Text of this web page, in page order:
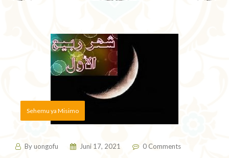
Sehemu ya Misimo
Byuongofu Juni 17, 2021 0 Comments